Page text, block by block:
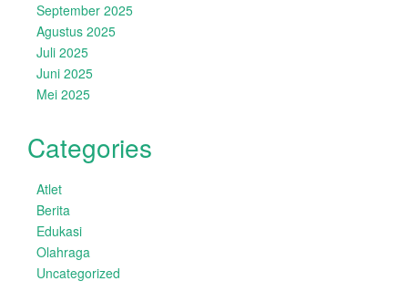
September 2025
Agustus 2025
Juli 2025
Juni 2025
Mei 2025
Categories
Atlet
Berita
Edukasi
Olahraga
Uncategorized